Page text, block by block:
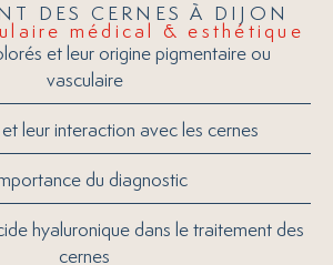
DES CERNES À DIJON
médical & esthétique
et leur origine pigmentaire ou
vasculaire
leur interaction avec les cernes
du diagnostic
hyaluronique dans le traitement des
cernes